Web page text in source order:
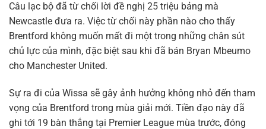
Câu lạc bộ đã từ chối lời đề nghị 25 triệu bảng mà
Newcastle đưa ra. Việc từ chối này phần nào cho thấy
Brentford không muốn mất đi một trong những chân sút
chủ lực của mình, đặc biệt sau khi đã bán Bryan Mbeumo
cho Manchester United.
Sự ra đi của Wissa sẽ gây ảnh hưởng không nhỏ đến tham
vọng của Brentford trong mùa giải mới. Tiền đạo này đã
ghi tới 19 bàn thắng tại Premier League mùa trước, đóng